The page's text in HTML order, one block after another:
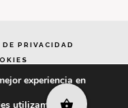
PRIVACIDAD
experiencia en
utilizamos o